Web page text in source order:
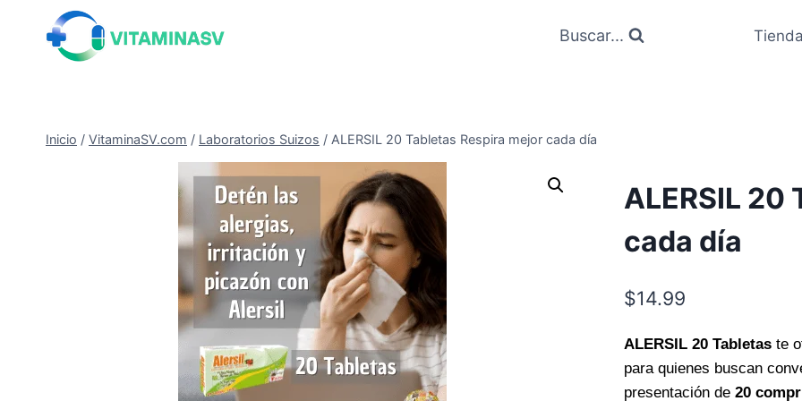
contenido
Buscar...
Inicio / VitaminaSV.com / Laboratorios Suizos / ALERSIL 20 Tabletas Respira mejor cada día
ALERSIL 20
cada día
$14.99
ALERSIL 20 Tabletaste
para quienes buscan
presentación de 20